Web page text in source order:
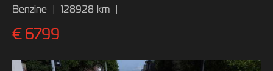
Benzine | 128928 km |
€ 6799